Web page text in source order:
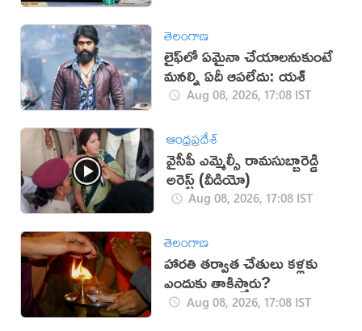
తెలంగాణ
లైఫ్‌లో ఏమైనా చేయాలనుకుంటే
మనల్ని ఏదీ ఆపలేదు: యశ్
Aug 08, 2026, 17:08 IST
ఆంధ్రప్రదేశ్
వైసీపీ ఎమ్మెల్సీ రామసుబ్బారెడ్డి
అరెస్ట్ (వీడియో)
Aug 08, 2026, 17:08 IST
తెలంగాణ
హారతి తర్వాత చేతులు కళ్లకు
ఎందుకు తాకిస్తారు?
Aug 08, 2026, 17:08 IST